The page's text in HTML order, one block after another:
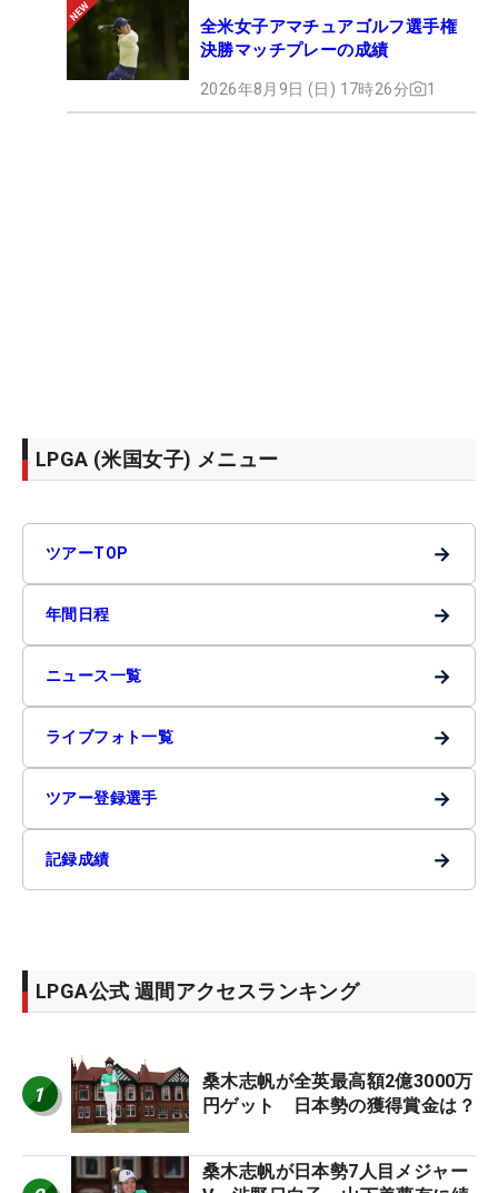
全米女子アマチュアゴルフ選手権
決勝マッチプレーの成績
2026年8月9日 (日) 17時26分 1
LPGA (米国女子) メニュー
ツアーTOP →
年間日程 →
ニュース一覧 →
ライブフォト一覧 →
ツアー登録選手 →
記録成績 →
LPGA公式 週間アクセスランキング
1
桑木志帆が全英最高額2億3000万
円ゲット 日本勢の獲得賞金は？
桑木志帆が日本勢7人目メジャー